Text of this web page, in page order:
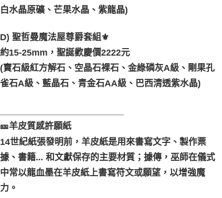
白水晶原礦、芒果水晶、紫龍晶)
D) 聖哲曼魔法屋尊爵套組⚜️
約15-25mm，聖誕歡慶價2222元
(寶石級紅方解石、空晶石裸石、金綠磷灰A級、剛果孔
雀石A級、藍晶石、青金石AA級、巴西清透紫水晶)
🎫羊皮質感許願紙
14世紀紙張發明前，羊皮紙是用來書寫文字、製作票
據、書籍... 和文獻保存的主要材質；據傳，巫師在儀式
中常以龍血墨在羊皮紙上書寫符文或願望，以增強魔
力。